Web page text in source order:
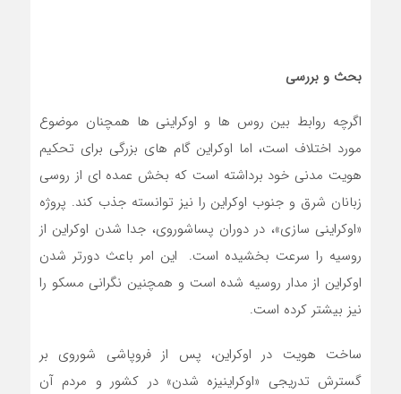
بحث و بررسی
اگرچه روابط بین روس ها و اوکراینی ها همچنان موضوع
مورد اختلاف است، اما اوکراین گام های بزرگی برای تحکیم
هویت مدنی خود برداشته است که بخش عمده ای از روسی
زبانان شرق و جنوب اوکراین را نیز توانسته جذب کند. پروژه
«اوکراینی سازی»، در دوران پساشوروی، جدا شدن اوکراین از
روسیه را سرعت بخشیده است. این امر باعث دورتر شدن
اوکراین از مدار روسیه شده است و همچنین نگرانی مسکو را
نیز بیشتر کرده است.
ساخت هویت در اوکراین، پس از فروپاشی شوروی بر
گسترش تدریجی «اوکراینیزه شدن» در کشور و مردم آن